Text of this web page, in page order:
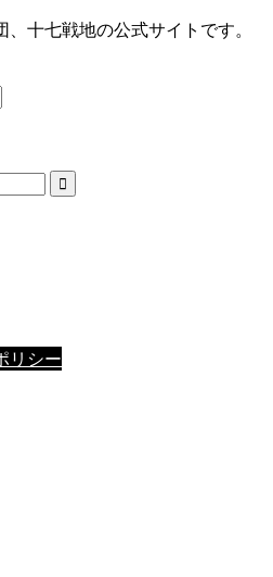
十七戦地の公式サイトです。
リシー